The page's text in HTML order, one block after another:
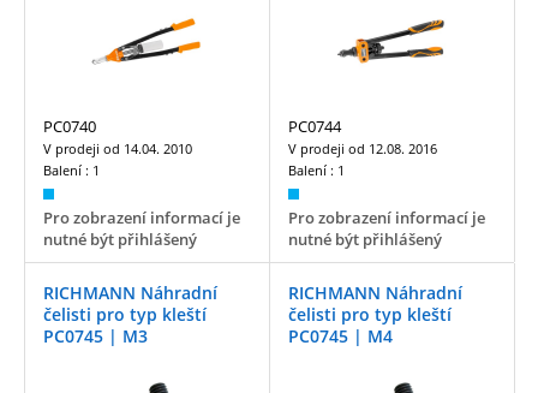
PC0740
V prodeji od 14.04. 2010
Balení : 1
Pro zobrazení informací je
nutné být přihlášený
PC0744
V prodeji od 12.08. 2016
Balení : 1
Pro zobrazení informací je
nutné být přihlášený
RICHMANN Náhradní
čelisti pro typ kleští
PC0745 | M3
RICHMANN Náhradní
čelisti pro typ kleští
PC0745 | M4